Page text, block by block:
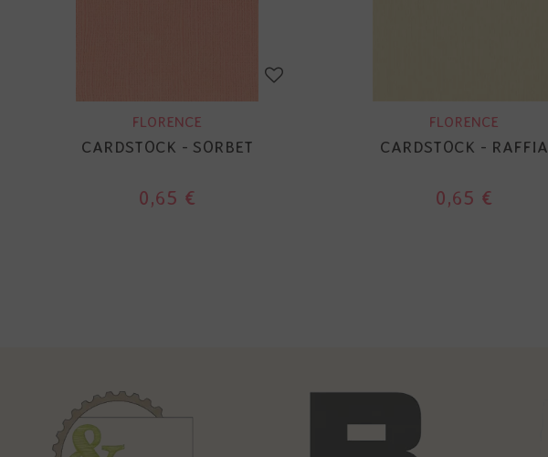
FLORENCE
CARDSTOCK - SORBET
0,65 €
FLORENCE
CARDSTOCK - RAFFIA
0,65 €